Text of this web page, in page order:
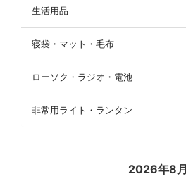
生活用品
寝袋・マット・毛布
ローソク・ラジオ・電池
非常用ライト・ランタン
2026年8月